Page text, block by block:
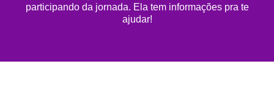
participando da jornada. Ela tem informações pra te
ajudar!